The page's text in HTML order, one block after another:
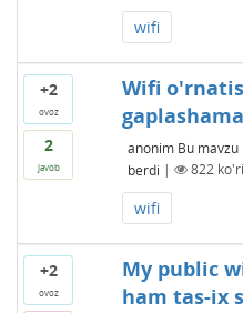
wifi
+2
ovoz
2
javob
Wifi
anonim Bu mavzu
berdi | 822
wifi
+2
ovoz
My public
ham tas-ix